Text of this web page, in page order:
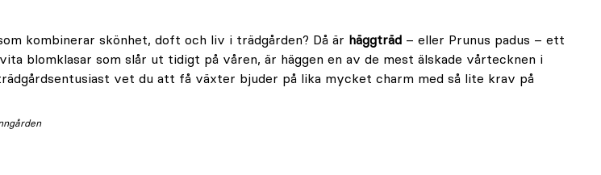
kombinerar skönhet, doft och liv i trädgården? Då är häggträd – eller Prunus padus – ett
blomklasar som slår ut tidigt på våren, är häggen en av de mest älskade vårtecknen i
vet du att få växter bjuder på lika mycket charm med så lite krav på